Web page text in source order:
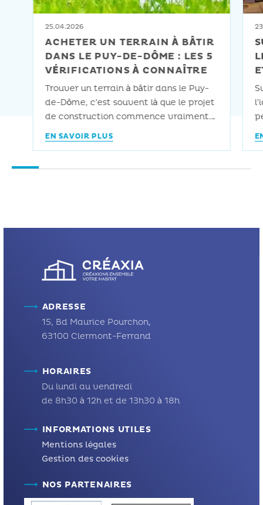
25.04.2026
ACHETER UN TERRAIN À BÂTIR
DANS LE PUY-DE-DÔME : LES 5
VÉRIFICATIONS À CONNAÎTRE
Trouver un terrain à bâtir dans le Puy-
de-Dôme, c’est souvent là que le projet
de construction commence vraiment.
erreurs se commettent avant même
EN SAVOIR PLUS
ADRESSE
15, Bd Maurice Pourchon,
63100 Clermont-Ferrand
HORAIRES
Du lundi au vendredi
de 8h30 à 12h et de 13h30 à 18h
INFORMATIONS UTILES
Mentions légales
Gestion des cookies
NOS PARTENAIRES